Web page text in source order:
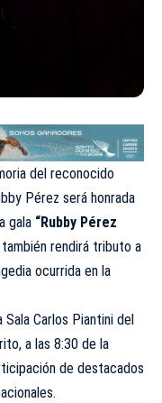
del reconocido
Pérez será honrada
gala “Rubby Pérez
rendirá tributo a
ocurrida en la
Carlos Piantini del
a las 8:30 de la
de destacados